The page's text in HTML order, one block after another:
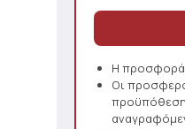
Η προσφορά
Οι
προϋπόθεση